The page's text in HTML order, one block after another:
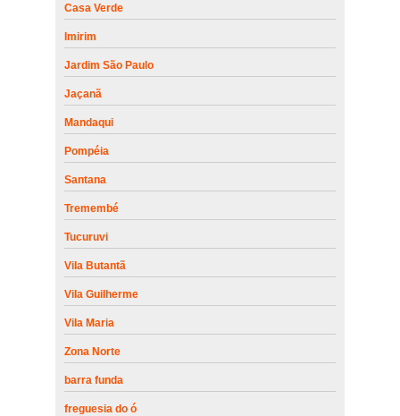
Casa Verde
Imirim
Jardim São Paulo
Jaçanã
Mandaqui
Pompéia
Santana
Tremembé
Tucuruvi
Vila Butantã
Vila Guilherme
Vila Maria
Zona Norte
barra funda
freguesia do ó